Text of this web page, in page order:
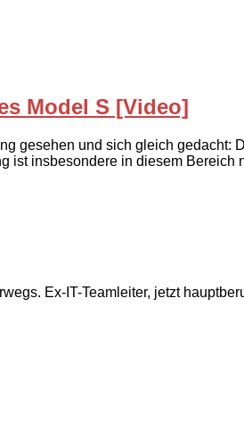
Model S [Video]
gesehen und sich gleich
ist insbesondere in diesem
Ex-IT-Teamleiter, jetzt